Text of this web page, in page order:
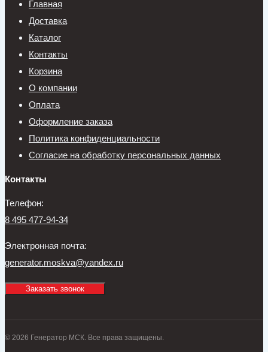
Главная
Доставка
Каталог
Контакты
Корзина
О компании
Оплата
Оформление заказа
Политика конфиденциальности
Согласие на обработку персональных данных
Контакты
Телефон:
8 495 477-94-34
Электронная почта:
generator.moskva@yandex.ru
Заказать звонок
© 2026 Генератор МСК. Все права защищены.